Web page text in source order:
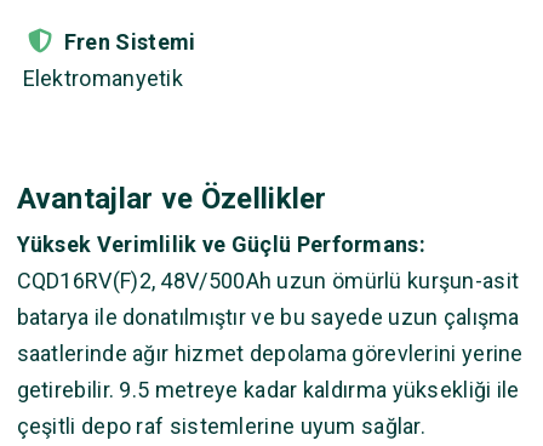
Fren Sistemi
Elektromanyetik
Avantajlar ve Özellikler
Yüksek Verimlilik ve Güçlü Performans:
CQD16RV(F)2, 48V/500Ah uzun ömürlü kurşun-asit
batarya ile donatılmıştır ve bu sayede uzun çalışma
saatlerinde ağır hizmet depolama görevlerini yerine
getirebilir. 9.5 metreye kadar kaldırma yüksekliği ile
çeşitli depo raf sistemlerine uyum sağlar.